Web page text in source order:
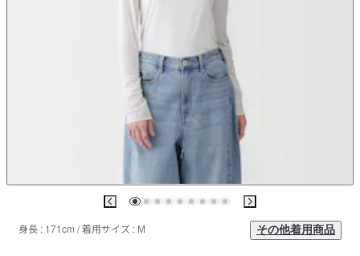
身長 : 171cm / 着用サイズ : M その他着用商品